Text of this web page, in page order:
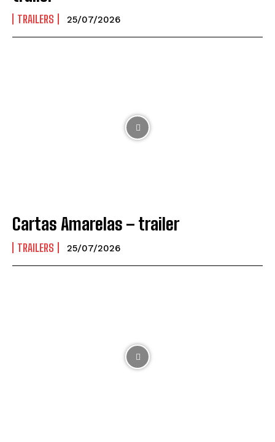
TRAILERS 25/07/2026
Cartas Amarelas – trailer
TRAILERS 25/07/2026